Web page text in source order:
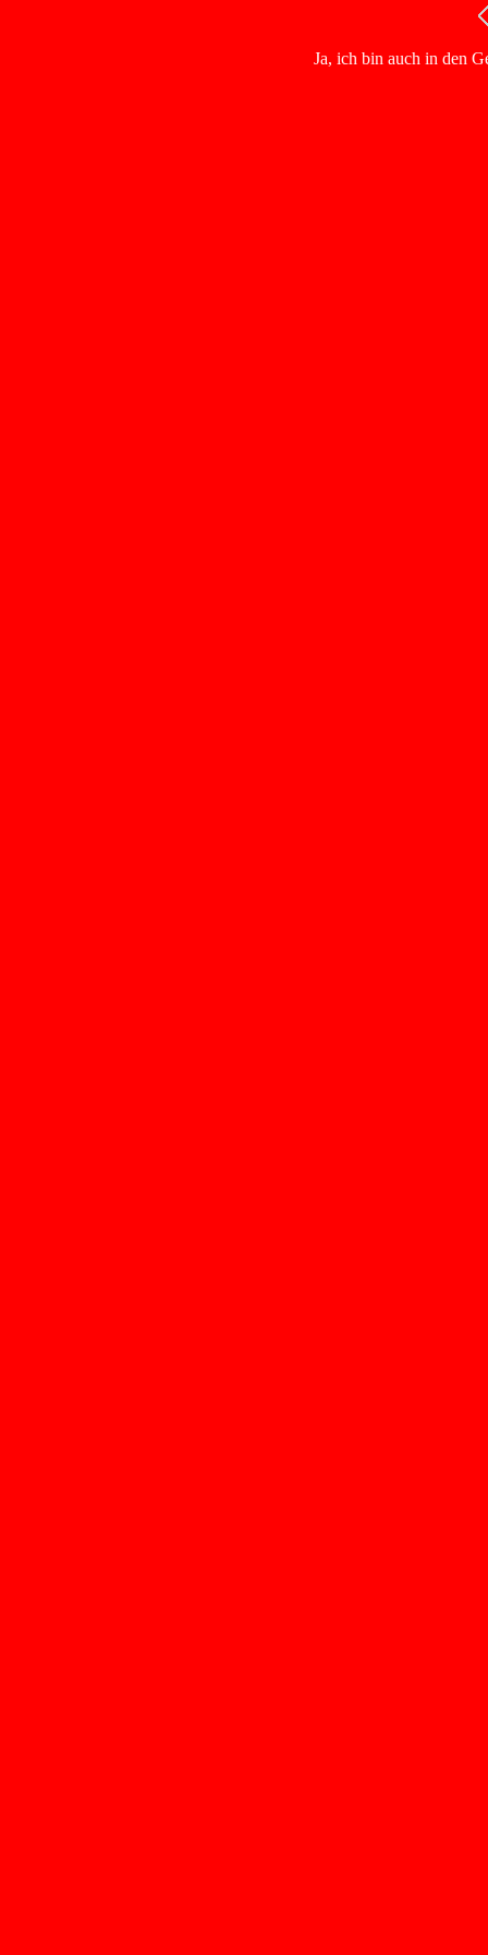
Ja, ich bin auch in den